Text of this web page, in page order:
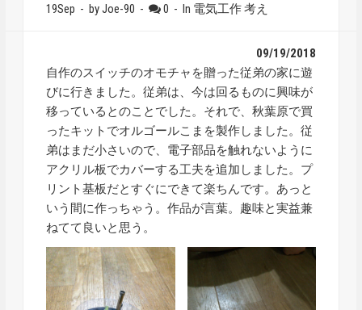
19Sep - by Joe-90 - 0 - In 電気工作考え
09/19/2018
自作のスイッチのオモチャを贈った従弟の家に遊
びに行きました。従弟は、今は回るものに興味が
移っているとのことでした。それで、秋葉原で買
ったキットでオルゴールこまを製作しました。従
弟はまだ小さいので、電子部品を触れないように
アクリル板でカバーする工夫を追加しました。プ
リント基板だとすぐにできて楽ちんです。あっと
いう間に作っちゃう。作品が言葉。趣味と実益兼
ねてて良いと思う。